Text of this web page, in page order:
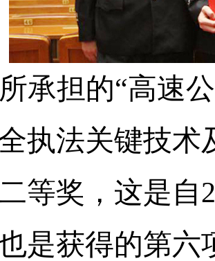
承担的“高速
执法关键技术
等奖，这是自
是获得的第六